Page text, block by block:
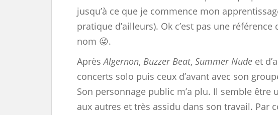
jusqu’à ce que je commence mon
pratique d’ailleurs). Ok c’est pas une
nom 😜.
AprèsAlgernon, Buzzer Beat, Summer Nude et
concerts solo puis ceux d’avant avec son
Son personnage public m’a plu. Il semble
aux autres et très assidu dans son travail. Par